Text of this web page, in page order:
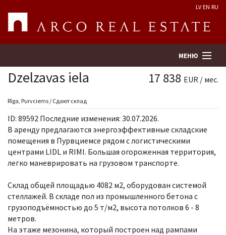
LV EN RU
МЕНЮ
Поиск
Оценка недвижимости
Предприятие
Услуги
Kонтакты
Dzelzavas iela 17 838 EUR / мес.
Rīga, Purvciems / Сдают склад
ID: 89592 Последние изменения: 30.07.2026.
В аренду предлагаются энергоэффективные складские
помещения в Пурвциемсе рядом с логистическими
центрами LIDL и RIMI. Большая огороженная территория,
легко маневрировать на грузовом транспорте.
Склад общей площадью 4082 м2, оборудован системой
стеллажей. В складе пол из промышленного бетона с
грузоподъёмностью до 5 т/м2, высота потолков 6 - 8
метров.
На этаже мезонина, который построен над рампами